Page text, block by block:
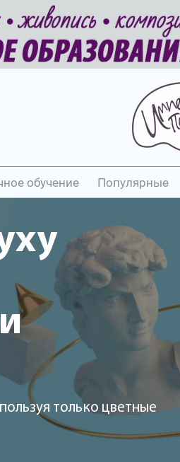
обучение Популярные
только цветные